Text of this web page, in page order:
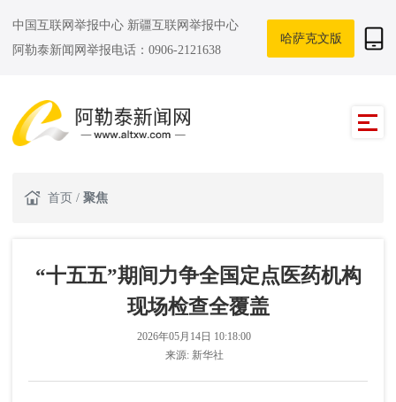
中国互联网举报中心 新疆互联网举报中心
阿勒泰新闻网举报电话：0906-2121638
哈萨克文版
首页 / 聚焦
“十五五”期间力争全国定点医药机构
现场检查全覆盖
2026年05月14日 10:18:00
来源: 新华社